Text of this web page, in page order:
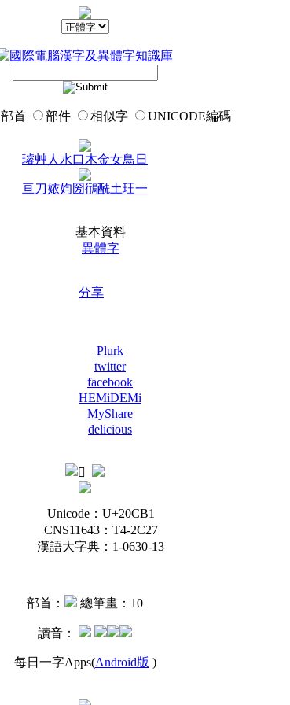
部首 部件 相似字 UNICODE編碼
璿艸 人 水口木金女鳥 日
亘刀㛄㚬圀鴴酰土玨一
基本資料
異體字
分享
Plurk
twitter
facebook
HEMiDEMi
MyShare
delicious
Unicode：U+20CB1
CNS11643：T4-2C27
漢語大字典：1-0630-13
部首： 總筆畫：10
讀音：
每日一字Apps(Android版 )